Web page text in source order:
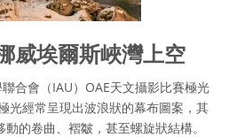
威埃爾斯峽灣上空
合會（IAU）OAE天文攝影比賽極光
光經常呈現出波浪狀的幕布圖案，其
的卷曲、褶皺，甚至螺旋狀結構。